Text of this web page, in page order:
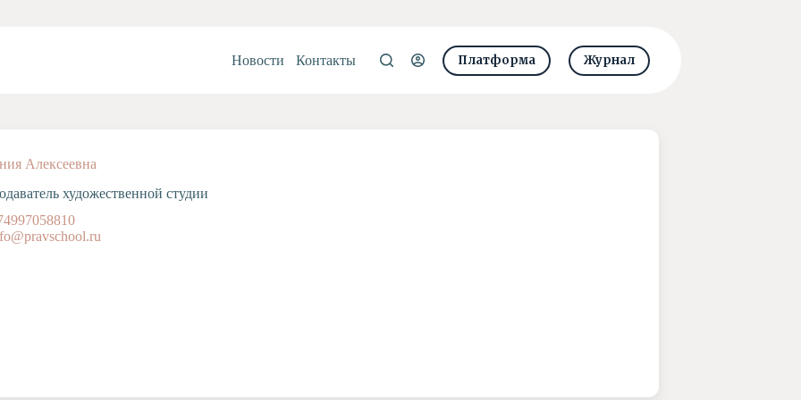
Новости Контакты Платформа Журнал
Алексеевна
художественной студии